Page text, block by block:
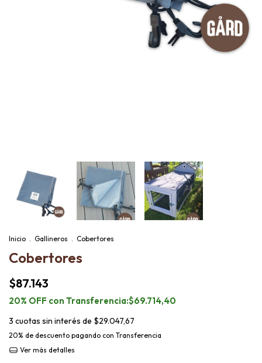
Inicio . Gallineros . Cobertores
Cobertores
$87.143
$69.714,40
3 cuotas sin interés de $29.047,67
20% de descuento pagando con Transferencia
Ver más detalles